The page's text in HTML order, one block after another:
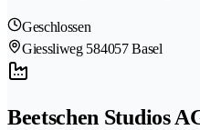
Geschlossen
Giessliweg 584057 Basel
Beetschen Studios